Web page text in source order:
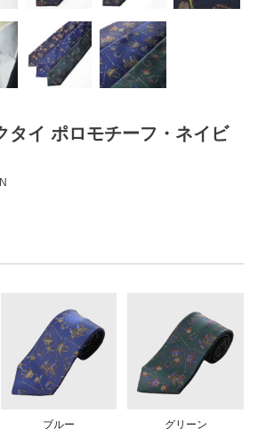
タイ ポロモチーフ・ネイビ
ブルー グリーン